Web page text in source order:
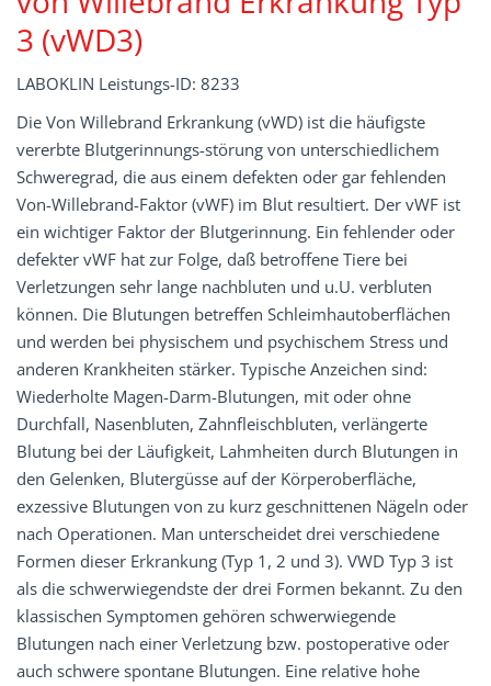
3 (vWD3)
LABOKLIN Leistungs-ID: 8233
Die Von Willebrand Erkrankung (vWD) ist die häufigste
vererbte Blutgerinnungs-störung von unterschiedlichem
Schweregrad, die aus einem defekten oder gar fehlenden
Von-Willebrand-Faktor (vWF) im Blut resultiert. Der vWF ist
ein wichtiger Faktor der Blutgerinnung. Ein fehlender oder
defekter vWF hat zur Folge, daß betroffene Tiere bei
Verletzungen sehr lange nachbluten und u.U. verbluten
können. Die Blutungen betreffen Schleimhautoberflächen
und werden bei physischem und psychischem Stress und
anderen Krankheiten stärker. Typische Anzeichen sind:
Wiederholte Magen-Darm-Blutungen, mit oder ohne
Durchfall, Nasenbluten, Zahnfleischbluten, verlängerte
Blutung bei der Läufigkeit, Lahmheiten durch Blutungen in
den Gelenken, Blutergüsse auf der Körperoberfläche,
exzessive Blutungen von zu kurz geschnittenen Nägeln oder
nach Operationen. Man unterscheidet drei verschiedene
Formen dieser Erkrankung (Typ 1, 2 und 3). VWD Typ 3 ist
als die schwerwiegendste der drei Formen bekannt. Zu den
klassischen Symptomen gehören schwerwiegende
Blutungen nach einer Verletzung bzw. postoperative oder
auch schwere spontane Blutungen. Eine relative hohe